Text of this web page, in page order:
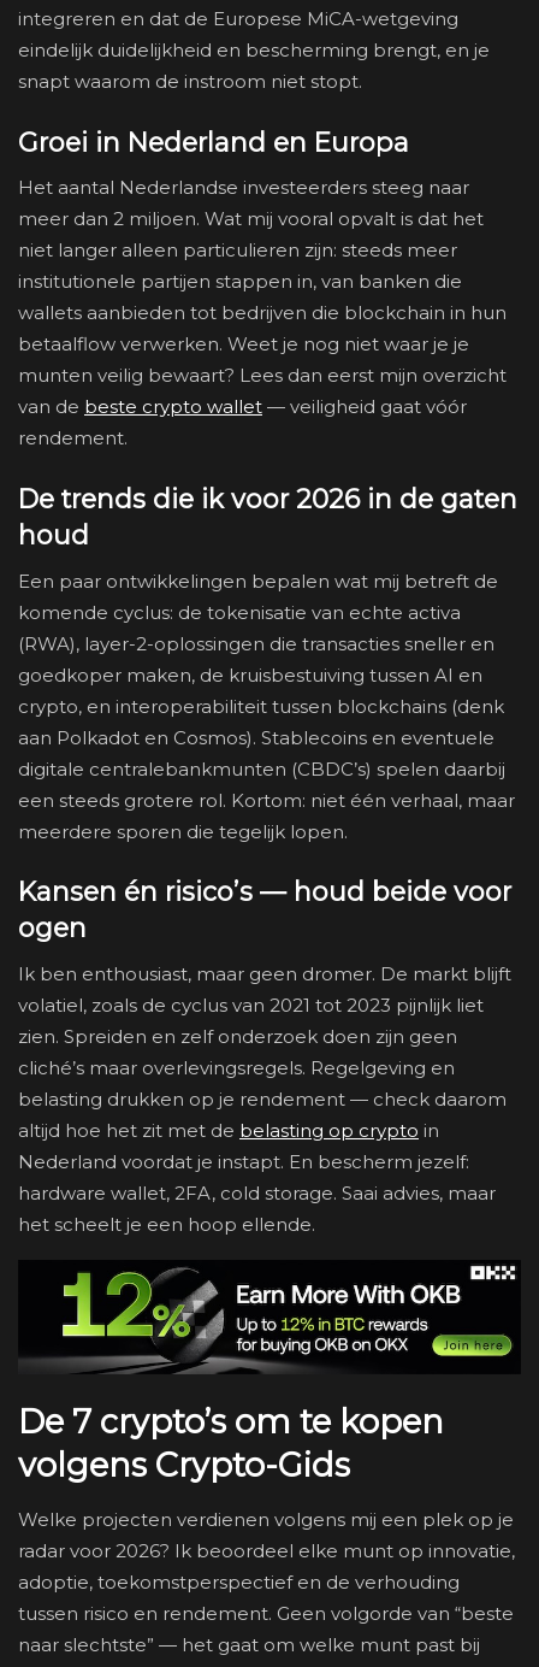
integreren en dat de Europese MiCA-wetgeving
eindelijk duidelijkheid en bescherming brengt, en je
snapt waarom de instroom niet stopt.
Groei in Nederland en Europa
Het aantal Nederlandse investeerders steeg naar
meer dan 2 miljoen. Wat mij vooral opvalt is dat het
niet langer alleen particulieren zijn: steeds meer
institutionele partijen stappen in, van banken die
wallets aanbieden tot bedrijven die blockchain in hun
betaalflow verwerken. Weet je nog niet waar je je
munten veilig bewaart? Lees dan eerst mijn overzicht
van de beste crypto wallet — veiligheid gaat vóór
rendement.
De trends die ik voor 2026 in de gaten
houd
Een paar ontwikkelingen bepalen wat mij betreft de
komende cyclus: de tokenisatie van echte activa
(RWA), layer-2-oplossingen die transacties sneller en
goedkoper maken, de kruisbestuiving tussen AI en
crypto, en interoperabiliteit tussen blockchains (denk
aan Polkadot en Cosmos). Stablecoins en eventuele
digitale centralebankmunten (CBDC’s) spelen daarbij
een steeds grotere rol. Kortom: niet één verhaal, maar
meerdere sporen die tegelijk lopen.
Kansen én risico’s — houd beide voor
ogen
Ik ben enthousiast, maar geen dromer. De markt blijft
volatiel, zoals de cyclus van 2021 tot 2023 pijnlijk liet
zien. Spreiden en zelf onderzoek doen zijn geen
cliché’s maar overlevingsregels. Regelgeving en
belasting drukken op je rendement — check daarom
altijd hoe het zit met de belasting op crypto in
Nederland voordat je instapt. En bescherm jezelf:
hardware wallet, 2FA, cold storage. Saai advies, maar
het scheelt je een hoop ellende.
De 7 crypto’s om te kopen
volgens Crypto-Gids
Welke projecten verdienen volgens mij een plek op je
radar voor 2026? Ik beoordeel elke munt op innovatie,
adoptie, toekomstperspectief en de verhouding
tussen risico en rendement. Geen volgorde van “beste
naar slechtste” — het gaat om welke munt past bij